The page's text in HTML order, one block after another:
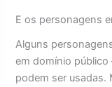
E os personagens
Alguns
em domínio
podem ser usadas.